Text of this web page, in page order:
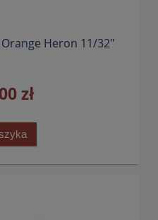
Orange Heron 11/32"
zł